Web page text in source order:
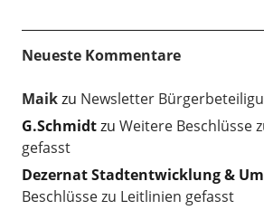
Neueste Kommentare
Maikzu Newsletter
G.Schmidtzu Weitere Beschlüsse
gefasst
Dezernat Stadtentwicklung &
Beschlüsse zu Leitlinien gefasst